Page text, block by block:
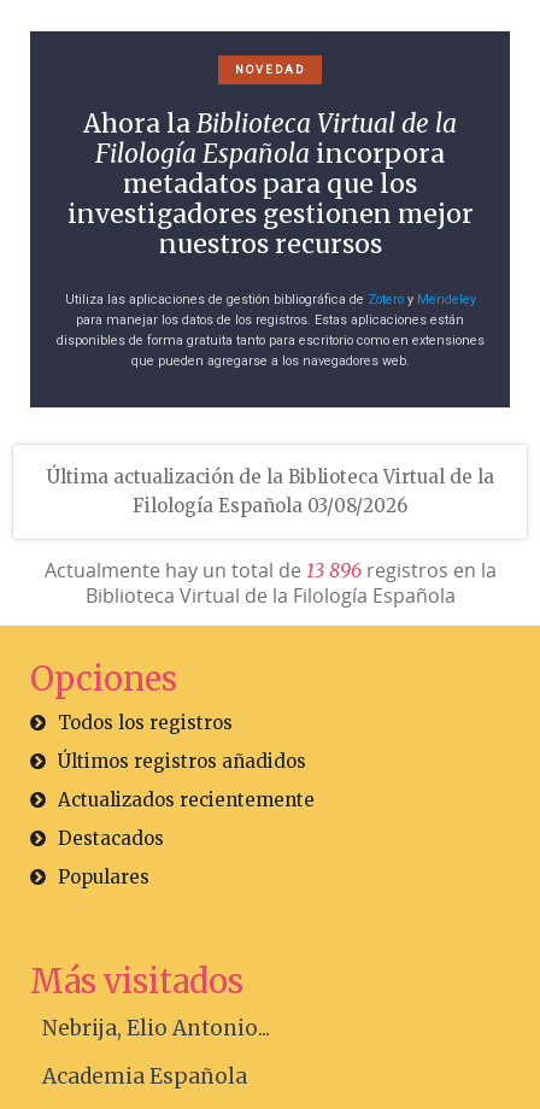
NOVEDAD
Ahora laBiblioteca Virtual de la
Filología Española incorpora
metadatos para que los
investigadores gestionen mejor
nuestros recursos
Utiliza las aplicaciones de gestión bibliográfica de Zoteroy Mendeley
para manejar los datos de los registros. Estas aplicaciones están
disponibles de forma gratuita tanto para escritorio como en extensiones
que pueden agregarse a los navegadores web.
Última actualización de la Biblioteca Virtual de la
Filología Española 03/08/2026
Actualmente hay un total de 13 896registros en la
Biblioteca Virtual de la Filología Española
Opciones
Todos los registros
Últimos registros añadidos
Actualizados recientemente
Destacados
Populares
Más visitados
Nebrija, Elio Antonio...
Academia Española